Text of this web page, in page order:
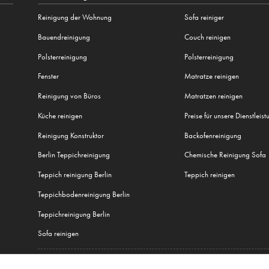
Reinigung der Wohnung
Bauendreinigung
Polsterreinigung
Fenster
Reinigung von Büros
Küche reinigen
Reinigung Konstruktor
Berlin Teppichreinigung
Teppich reinigung Berlin
Teppichbodenreinigung Berlin
Teppichreinigung Berlin
Sofa reinigen
Sofa reiniger
Couch reinigen
Polsterreinigung
Matratze reinigen
Matratzen reinigen
Preise für unsere
Backofenreinigung
Chemische Reinigung Sofa
Teppich reinigen